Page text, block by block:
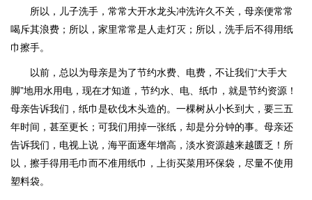
所以，儿子洗手，常常大开水龙头冲洗许久不关，母亲便常常
喝斥其浪费；所以，家里常常是人走灯灭；所以，洗手后不得用纸
巾擦手。
以前，总以为母亲是为了节约水费、电费，不让我们“大手大
脚”地用水用电，现在才知道，节约水、电、纸巾，就是节约资源！
母亲告诉我们，纸巾是砍伐木头造的。一棵树从小长到大，要三五
年时间，甚至更长；可我们用掉一张纸，却是分分钟的事。母亲还
告诉我们，电视上说，海平面逐年增高，淡水资源越来越匮乏！所
以，擦手得用毛巾而不准用纸巾，上街买菜用环保袋，尽量不使用
塑料袋。